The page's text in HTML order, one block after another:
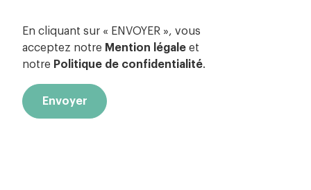
En cliquant sur « ENVOYER », vous
acceptez notre Mention légaleet
notre Politique de confidentialité.